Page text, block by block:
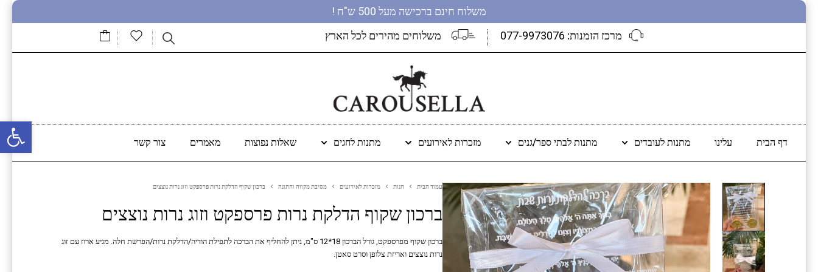
פתח סרגל נגישות
משלוח חינם ברכישה מעל 500 ש"ח !
מרכז הזמנות: 077-9973076 משלוחים מהירים לכל הארץ
דף הבית עלינו מתנות לעובדים מתנות לבתי ספר/גנים מזכרות לאירועים מתנות לחגים שאלות נפוצות מאמרים צור קשר
עמוד הבית חנות מזכרות לאירועים מסיבת מקווה וחתונה ברכון שקוף הדלקת נרות פרספקט וזוג נרות נוצצים
ברכון שקוף הדלקת נרות פרספקט וזוג נרות נוצצים
ברכון שקוף מפרספקט, גודל הברכון 18*12 ס"מ, ניתן להחליף את הברכה לתפילת הודיה/הדלקת נרות/הפרשת חלה. מגיע ארוז עם זוג
נרות נוצצים ואריזת צלופן וסרט סאטן.